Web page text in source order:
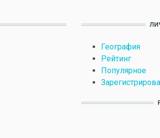
География
Рейтинг
Популярное